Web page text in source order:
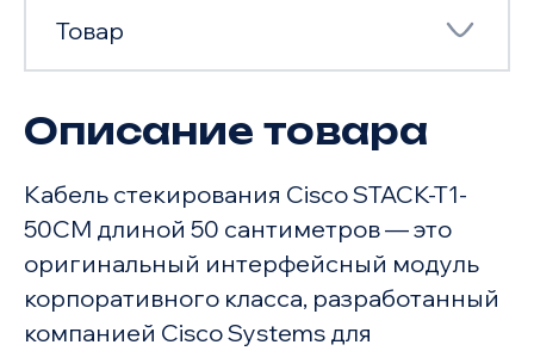
Товар
Товар
Характеристики
Описание товара
Кабель стекирования Cisco STACK-T1-
50CM длиной 50 сантиметров — это
оригинальный интерфейсный модуль
корпоративного класса, разработанный
компанией Cisco Systems для